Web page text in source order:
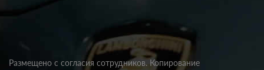
Размещено с согласия сотрудников. Копирование